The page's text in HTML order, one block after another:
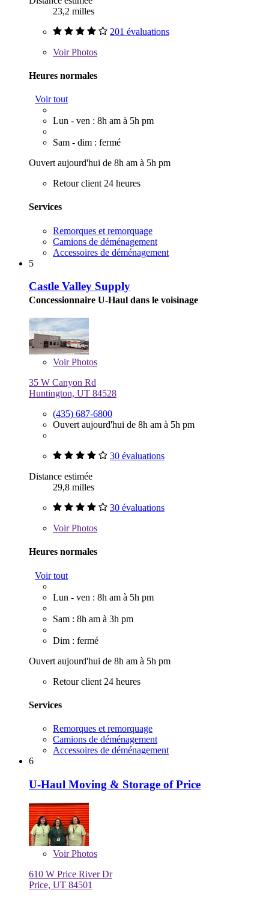
23,2 milles
201 évaluations
VoirPhotos
Heures normales
Voir tout
Lun - ven : 8h am à 5h pm
Sam - dim : fermé
Ouvert aujourd'hui de 8h am à 5h pm
Retour client 24 heures
Services
Remorques et remorquage
Camions de déménagement
Accessoires de déménagement
5
Castle Valley Supply
Concessionnaire U-Haul dans le voisinage
VoirPhotos
35 W Canyon Rd
Huntington, UT 84528
(435) 687-6800
Ouvert aujourd'hui de 8h am à 5h pm
30 évaluations
Distance estimée
29,8 milles
30 évaluations
VoirPhotos
Heures normales
Voir tout
Lun - ven : 8h am à 5h pm
Sam : 8h am à 3h pm
Dim : fermé
Ouvert aujourd'hui de 8h am à 5h pm
Retour client 24 heures
Services
Remorques et remorquage
Camions de déménagement
Accessoires de déménagement
6
U-Haul Moving & Storage of Price
VoirPhotos
610 W Price River Dr
Price, UT 84501